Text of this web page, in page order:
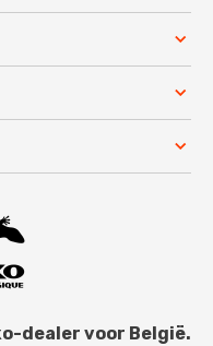
dealer voor België.